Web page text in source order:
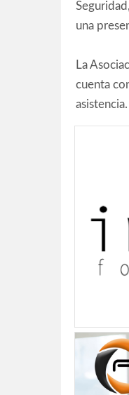
una
La
cuenta
asistencia.